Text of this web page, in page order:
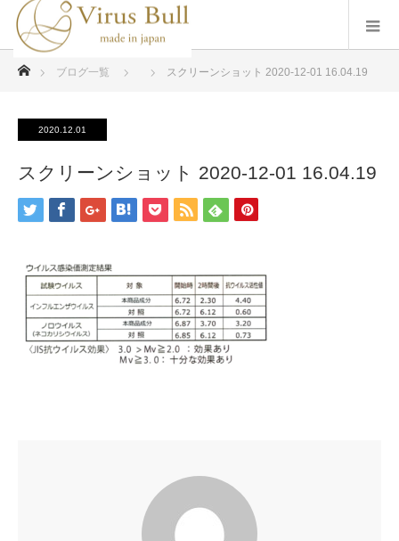
ブログ一覧 スクリーンショット 2020-12-01 16.04.19
2020.12.01
スクリーンショット 2020-12-01 16.04.19